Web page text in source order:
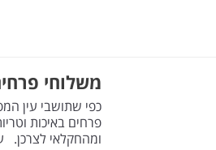
משלוחי
כפי שתושבי עין
פרחים באיכות
ומהחקלאי לצרכן.